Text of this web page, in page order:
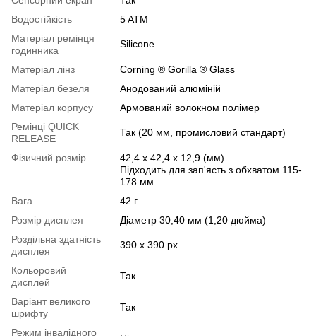
Водостійкість
5 ATM
Матеріал ремінця
годинника
Silicone
Матеріал лінз
Corning ® Gorilla ® Glass
Матеріал безеля
Анодований алюміній
Матеріал корпусу
Армований волокном полімер
Ремінці QUICK
RELEASE
Так (20 мм, промисловий стандарт)
Фізичний розмір
42,4 x 42,4 x 12,9 (мм)
Підходить для зап'ясть з обхватом 115-
178 мм
Вага
42 г
Розмір дисплея
Діаметр 30,40 мм (1,20 дюйма)
Роздільна здатність
дисплея
390 х 390 рх
Кольоровий
дисплей
Так
Варіант великого
шрифту
Так
Режим інвалідного